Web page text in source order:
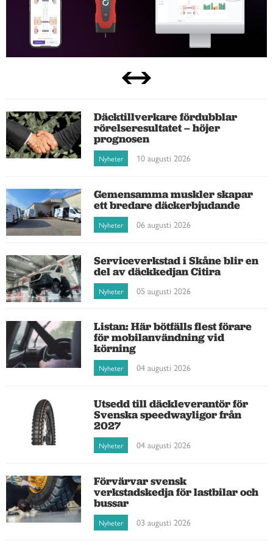
Däcktillverkare fördubblar
rörelseresultatet – höjer
prognosen
Nyheter 10 augusti 2026
Gemensamma muskler skapar
ett bredare däckerbjudande
Nyheter 06 augusti 2026
Serviceverkstad i Skåne blir en
del av däckkedjan Citira
Nyheter 05 augusti 2026
Listan: Här bötfälls flest förare
för mobilanvändning vid
körning
Nyheter 04 augusti 2026
Utsedd till däckleverantör för
Svenska speedwayligor från
2027
Nyheter 04 augusti 2026
Förvärvar svensk
verkstadskedja för lastbilar och
bussar
Nyheter 03 augusti 2026